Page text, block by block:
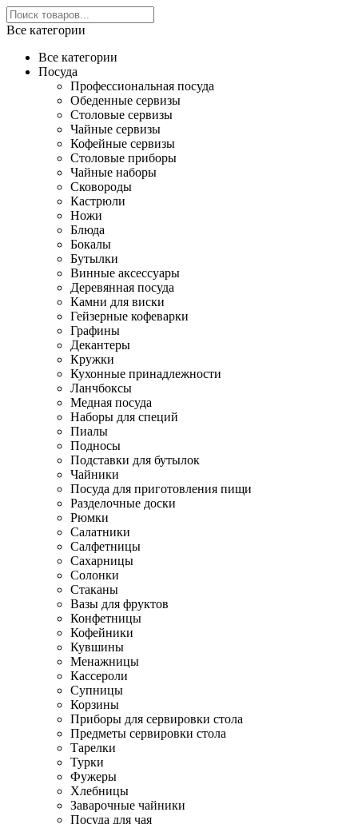
Все категории
Все категории
Посуда
Профессиональная посуда
Обеденные сервизы
Столовые сервизы
Чайные сервизы
Кофейные сервизы
Столовые приборы
Чайные наборы
Сковороды
Кастрюли
Ножи
Блюда
Бокалы
Бутылки
Винные аксессуары
Деревянная посуда
Камни для виски
Гейзерные кофеварки
Графины
Декантеры
Кружки
Кухонные принадлежности
Ланчбоксы
Медная посуда
Наборы для специй
Пиалы
Подносы
Подставки для бутылок
Чайники
Посуда для приготовления пищи
Разделочные доски
Рюмки
Салатники
Салфетницы
Сахарницы
Солонки
Стаканы
Вазы для фруктов
Конфетницы
Кофейники
Кувшины
Менажницы
Кассероли
Супницы
Корзины
Приборы для сервировки стола
Предметы сервировки стола
Тарелки
Турки
Фужеры
Хлебницы
Заварочные чайники
Посуда для чая